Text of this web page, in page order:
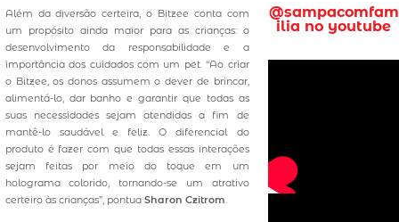
Além da diversão certeira, o Bitzee conta com
um propósito ainda maior para as crianças: o
desenvolvimento da responsabilidade e a
importância dos cuidados com um pet. “Ao criar
o Bitzee, os donos assumem o dever de brincar,
alimentá-lo, dar banho e garantir que todas as
suas necessidades sejam atendidas a fim de
mantê-lo saudável e feliz. O diferencial do
produto é fazer com que todas essas interações
sejam feitas por meio do toque em um
holograma colorido, tornando-se um atrativo
certeiro às crianças”, pontua Sharon Czitrom.
@sampacomfam
ilia no youtube